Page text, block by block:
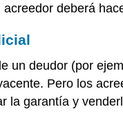
deberá
un deudor (por
Pero los
la garantía y